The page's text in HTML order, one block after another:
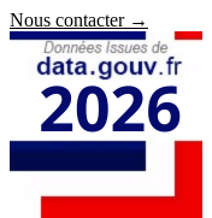
Nous contacter →